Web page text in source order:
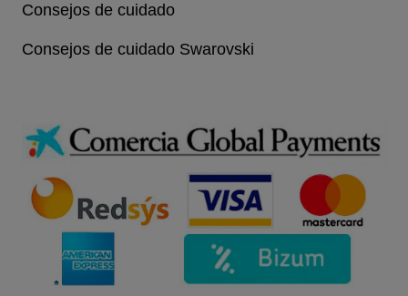
Consejos de cuidado
Consejos de cuidado Swarovski